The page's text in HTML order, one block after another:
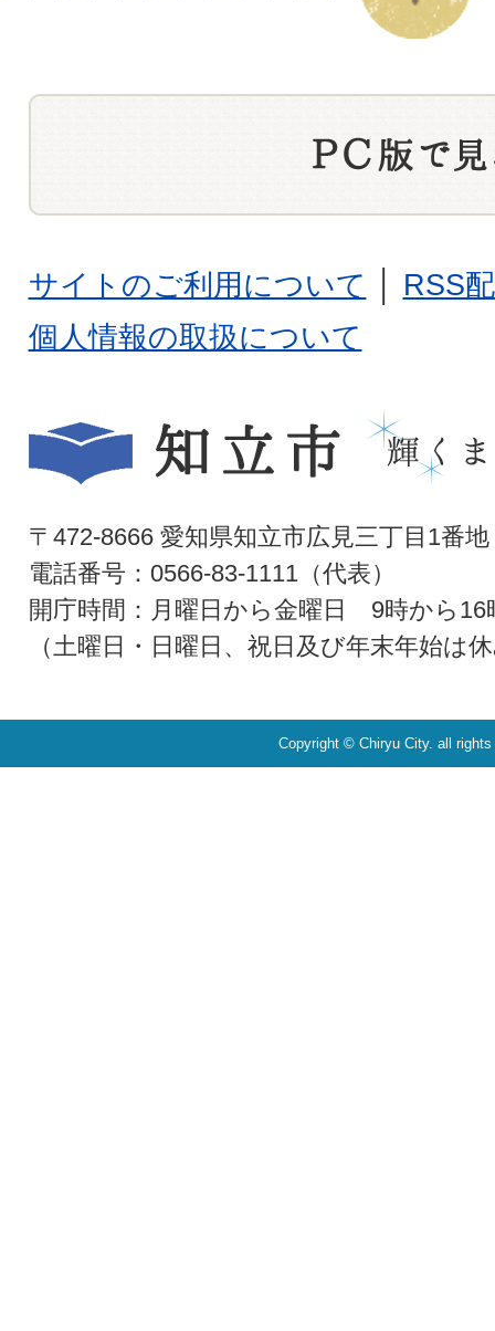
サイトのご利用について
RSS
個人情報の取扱について
〒472-8666 愛知県知立市広見三丁目1番地
電話番号：0566-83-1111（代表）
開庁時間：月曜日から金曜日 9時から16
（土曜日・日曜日、祝日及び年末年始は
Copyright © Chiryu City. all rights